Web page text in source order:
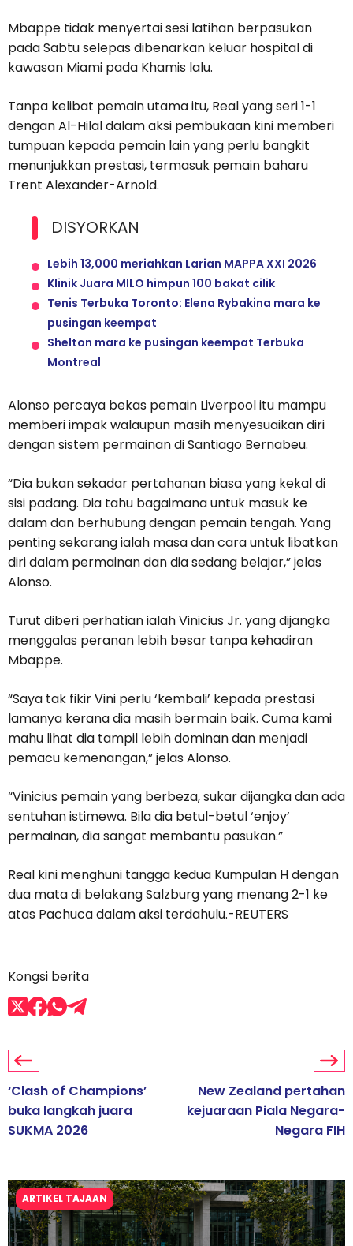
Mbappe tidak menyertai sesi latihan berpasukan
pada Sabtu selepas dibenarkan keluar hospital di
kawasan Miami pada Khamis lalu.
Tanpa kelibat pemain utama itu, Real yang seri 1-1
dengan Al-Hilal dalam aksi pembukaan kini memberi
tumpuan kepada pemain lain yang perlu bangkit
menunjukkan prestasi, termasuk pemain baharu
Trent Alexander-Arnold.
DISYORKAN
Lebih 13,000 meriahkan Larian MAPPA XXI 2026
Klinik Juara MILO himpun 100 bakat cilik
Tenis Terbuka Toronto: Elena Rybakina mara ke
pusingan keempat
Shelton mara ke pusingan keempat Terbuka
Montreal
Alonso percaya bekas pemain Liverpool itu mampu
memberi impak walaupun masih menyesuaikan diri
dengan sistem permainan di Santiago Bernabeu.
“Dia bukan sekadar pertahanan biasa yang kekal di
sisi padang. Dia tahu bagaimana untuk masuk ke
dalam dan berhubung dengan pemain tengah. Yang
penting sekarang ialah masa dan cara untuk libatkan
diri dalam permainan dan dia sedang belajar,” jelas
Alonso.
Turut diberi perhatian ialah Vinicius Jr. yang dijangka
menggalas peranan lebih besar tanpa kehadiran
Mbappe.
“Saya tak fikir Vini perlu ‘kembali’ kepada prestasi
lamanya kerana dia masih bermain baik. Cuma kami
mahu lihat dia tampil lebih dominan dan menjadi
pemacu kemenangan,” jelas Alonso.
“Vinicius pemain yang berbeza, sukar dijangka dan ada
sentuhan istimewa. Bila dia betul-betul ‘enjoy’
permainan, dia sangat membantu pasukan.”
Real kini menghuni tangga kedua Kumpulan H dengan
dua mata di belakang Salzburg yang menang 2-1 ke
atas Pachuca dalam aksi terdahulu.-REUTERS
Kongsi berita
‘Clash of Champions’
buka langkah juara
SUKMA 2026
New Zealand pertahan
kejuaraan Piala Negara-
Negara FIH
ARTIKEL TAJAAN